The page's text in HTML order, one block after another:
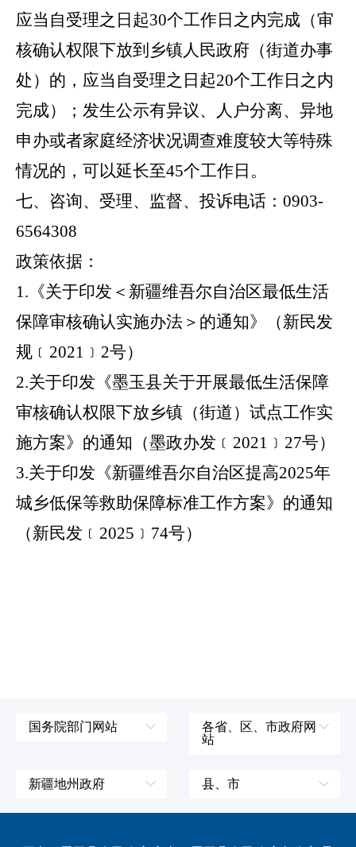
应当自受理之日起30个工作日之内完成（审
核确认权限下放到乡镇人民政府（街道办事
处）的，应当自受理之日起20个工作日之内
完成）；发生公示有异议、人户分离、异地
申办或者家庭经济状况调查难度较大等特殊
情况的，可以延长至45个工作日。
七、咨询、受理、监督、投诉电话： 0903-
6564308
政策依据：
1.《关于印发＜新疆维吾尔自治区最低生活
保障审核确认实施办法＞的通知》（新民发
规﹝2021﹞2号）
2.关于印发《墨玉县关于开展最低生活保障
审核确认权限下放乡镇（街道）试点工作实
施方案》的通知（墨政办发﹝2021﹞27号）
3.关于印发《新疆维吾尔自治区提高2025年
城乡低保等救助保障标准工作方案》的通知
（新民发﹝2025﹞74号）
国务院部门网站
国防部
各省、区、市政府网
站
新疆地州政府
伊犁哈萨克自治州
县、市
皮山县